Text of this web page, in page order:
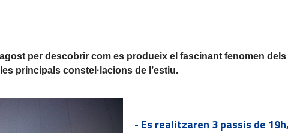
per descobrir com es produeix el fascinant fenomen
principals constel·lacions de l’estiu.
- Es realitzaren 3 passis de